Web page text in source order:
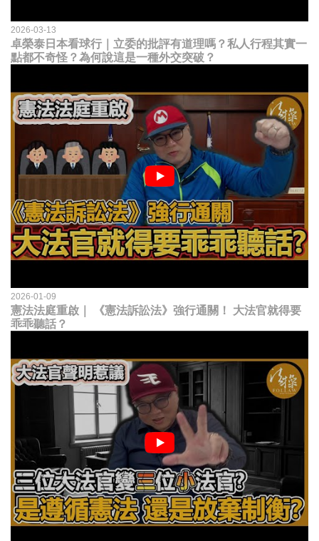
2026-03-13
卓榮泰日本看球行｜立委的批評有道理嗎？私人行程其實一
點都不奇怪？為何說這是一種外交突破？
2026-01-09
憲法法庭重啟｜ 《憲法訴訟法》強行通關！ 大法官就得要
乖乖聽話？